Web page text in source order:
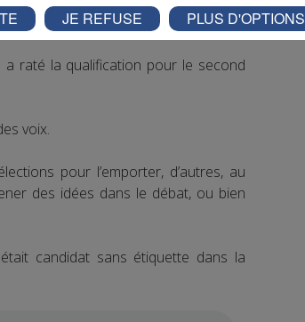
raté la qualification pour le second
voix.
pour l’emporter, d’autres, au
des idées dans le débat, ou bien
candidat sans étiquette dans la
JE REFUSE PLUS D'OPTIONS